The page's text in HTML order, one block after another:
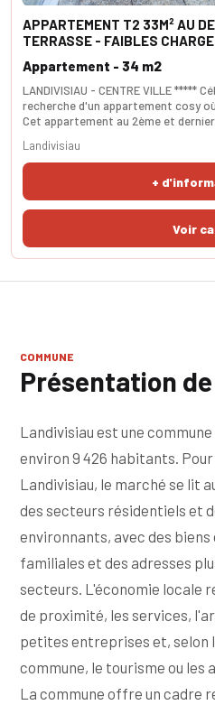
APPARTEMENT T2 33M² AU
TERRASSE - FAIBLES
LANDIVISIAU - CENTRE VILLE *****
recherche d'un appartement cosy
Cet appartement au 2ème et
exposée sud à l’abri des regards est
est pratique et la chambre
Appartement - 34 m2
+
Landivisiau
COMMUNE
Présentation
Landivisiau est une
environ 9 426 habitants.
Landivisiau, le marché se lit
des secteurs résidentiels et
environnants, avec des biens
familiales et des adresses
secteurs. L'économie locale
de proximité, les services,
petites entreprises et, selon
commune, le tourisme ou
La commune offre un cadre